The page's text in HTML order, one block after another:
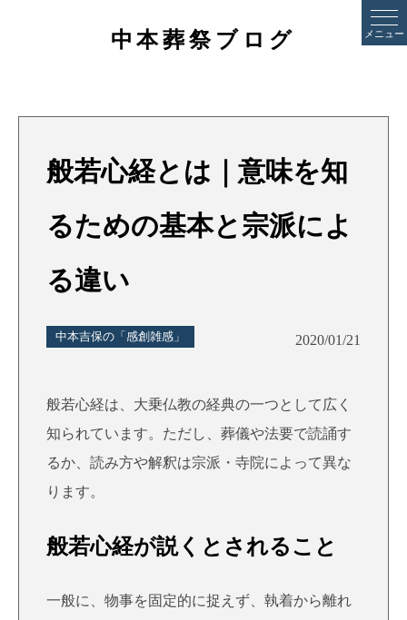
メニュー
中本葬祭ブログ
般若心経とは｜意味を知
るための基本と宗派によ
る違い
中本吉保の「感創雑感」 2020/01/21
般若心経は、大乗仏教の経典の一つとして広く
知られています。ただし、葬儀や法要で読誦す
るか、読み方や解釈は宗派・寺院によって異な
ります。
般若心経が説くとされること
一般に、物事を固定的に捉えず、執着から離れ